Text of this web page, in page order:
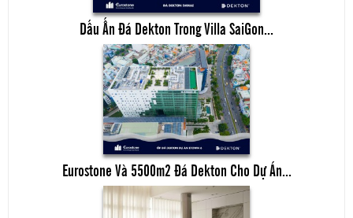
Dấu Ấn Đá Dekton Trong Villa SaiGon...
Eurostone Và 5500m2 Đá Dekton Cho Dự Án...